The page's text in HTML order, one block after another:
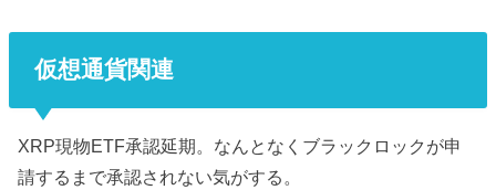
仮想通貨関連
XRP現物ETF承認延期。なんとなくブラックロックが申
請するまで承認されない気がする。